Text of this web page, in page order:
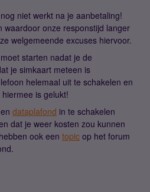
niet werkt na je aanbetaling!
waardoor onze responstijd langer
welgemeende excuses hiervoor.
starten nadat je de
je simkaart meteen is
helemaal uit te schakelen en
is gelukt!
dataplafond in te schakelen
dat je weer kosten zou kunnen
ook een topic op het forum